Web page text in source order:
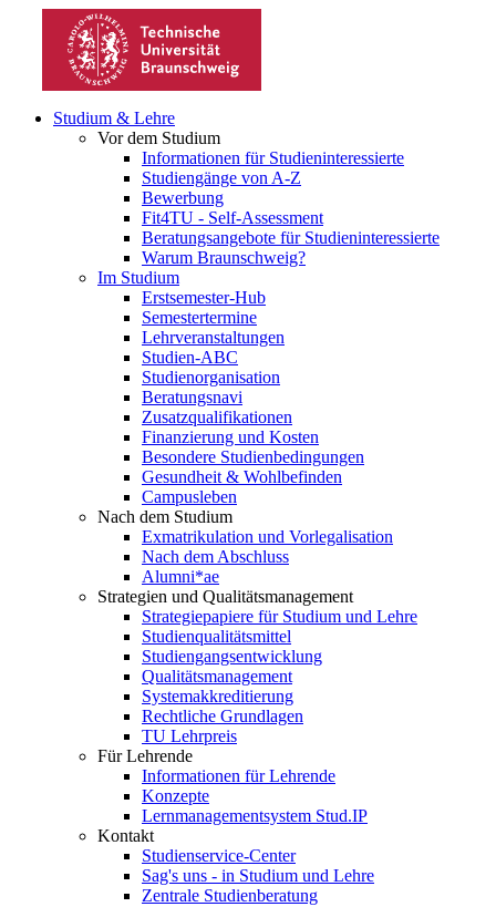
Studium & Lehre
Vor dem Studium
Informationen für Studieninteressierte
Studiengänge von A-Z
Bewerbung
Fit4TU - Self-Assessment
Beratungsangebote für Studieninteressierte
Warum Braunschweig?
Im Studium
Erstsemester-Hub
Semestertermine
Lehrveranstaltungen
Studien-ABC
Studienorganisation
Beratungsnavi
Zusatzqualifikationen
Finanzierung und Kosten
Besondere Studienbedingungen
Gesundheit & Wohlbefinden
Campusleben
Nach dem Studium
Exmatrikulation und Vorlegalisation
Nach dem Abschluss
Alumni*ae
Strategien und Qualitätsmanagement
Strategiepapiere für Studium und Lehre
Studienqualitätsmittel
Studiengangsentwicklung
Qualitätsmanagement
Systemakkreditierung
Rechtliche Grundlagen
TU Lehrpreis
Für Lehrende
Informationen für Lehrende
Konzepte
Lernmanagementsystem Stud.IP
Kontakt
Studienservice-Center
Sag's uns - in Studium und Lehre
Zentrale Studienberatung